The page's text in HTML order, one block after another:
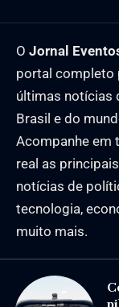
O Jornal
portal completo
últimas notícias
Brasil e do
Acompanhe em
real as principais
notícias de
tecnologia,
muito mais.